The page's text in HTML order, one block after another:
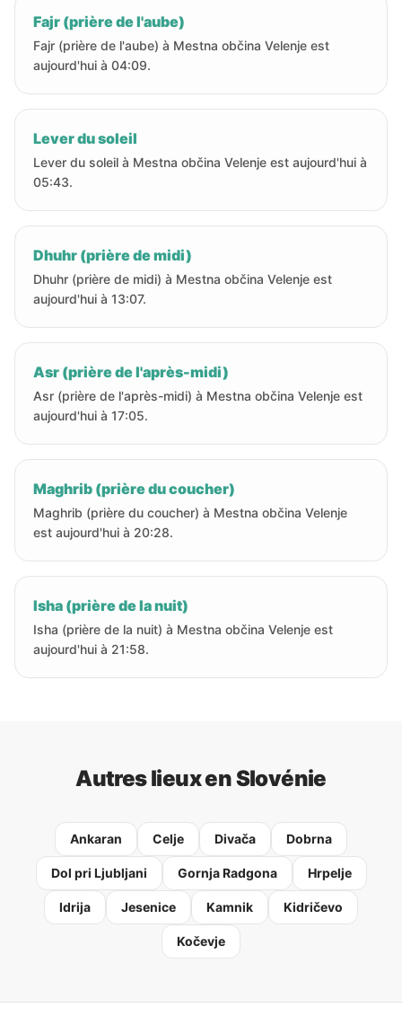
Fajr (prière de l'aube)
Fajr (prière de l'aube) à Mestna občina Velenje est
aujourd'hui à 04:09.
Lever du soleil
Lever du soleil à Mestna občina Velenje est aujourd'hui à
05:43.
Dhuhr (prière de midi)
Dhuhr (prière de midi) à Mestna občina Velenje est
aujourd'hui à 13:07.
Asr (prière de l'après-midi)
Asr (prière de l'après-midi) à Mestna občina Velenje est
aujourd'hui à 17:05.
Maghrib (prière du coucher)
Maghrib (prière du coucher) à Mestna občina Velenje
est aujourd'hui à 20:28.
Isha (prière de la nuit)
Isha (prière de la nuit) à Mestna občina Velenje est
aujourd'hui à 21:58.
Autres lieux en Slovénie
Ankaran Celje Divača Dobrna
Dol pri Ljubljani Gornja Radgona Hrpelje
Idrija Jesenice Kamnik Kidričevo
Kočevje